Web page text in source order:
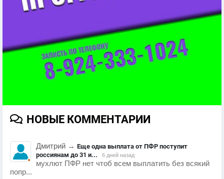
НОВЫЕ КОММЕНТАРИИ
Дмитрий → Еще одна выплата от ПФР поступит
россиянам до 31 и...
6 дней назад
мухлют ПФР нет чтоб всем выплатить без всякий
попр...